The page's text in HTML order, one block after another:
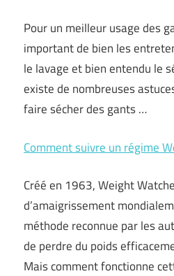
Pour un meilleur usage des
important de bien les
le lavage et bien entendu le
existe de nombreuses
faire sécher des gants …
Comment suivre un régime
Créé en 1963, Weight
d’amaigrissement
méthode reconnue par les
de perdre du poids
Mais comment fonctionne